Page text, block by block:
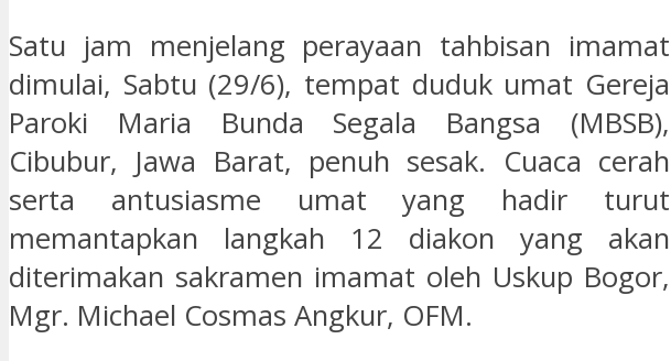
Satu jam menjelang perayaan tahbisan imamat
dimulai, Sabtu (29/6), tempat duduk umat Gereja
Paroki Maria Bunda Segala Bangsa (MBSB),
Cibubur, Jawa Barat, penuh sesak. Cuaca cerah
serta antusiasme umat yang hadir turut
memantapkan langkah 12 diakon yang akan
diterimakan sakramen imamat oleh Uskup Bogor,
Mgr. Michael Cosmas Angkur, OFM.